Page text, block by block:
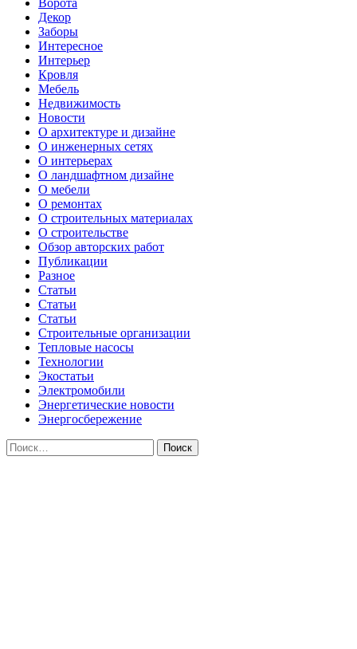
Ворота
Декор
Заборы
Интересное
Интерьер
Кровля
Мебель
Недвижимость
Новости
О архитектуре и дизайне
О инженерных сетях
О интерьерах
О ландшафтном дизайне
О мебели
О ремонтах
О строительных материалах
О строительстве
Обзор авторских работ
Публикации
Разное
Статьи
Статьи
Статьи
Строительные организации
Тепловые насосы
Технологии
Экостатьи
Электромобили
Энергетические новости
Энергосбережение
Найти: